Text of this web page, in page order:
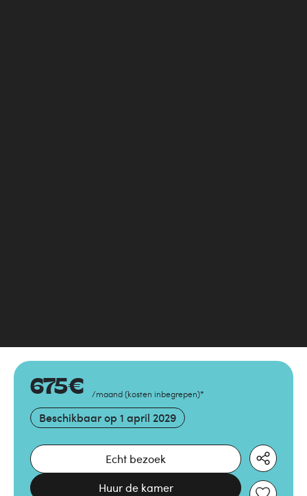
675€ /maand (kosten inbegrepen)*
Beschikbaar op 1 april 2029
Echt bezoek
Huur de kamer